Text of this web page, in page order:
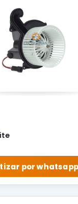
por